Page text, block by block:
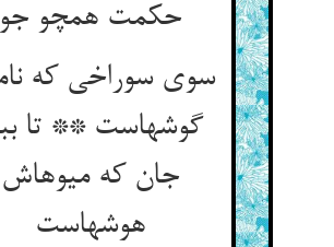
حکمت همچو جو
سوی سوراخی که
گوشهاست ** تا
جان که میوه‏اش
هوشهاست‏